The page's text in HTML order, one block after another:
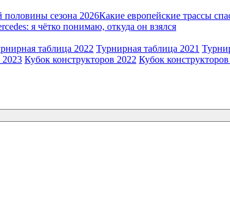
половины сезона 2026Какие европейские трассы
я чётко понимаю, откуда он взялся
таблица 2022 Турнирная таблица 2021
2023 Кубок конструкторов 2022 Кубок конструкторов